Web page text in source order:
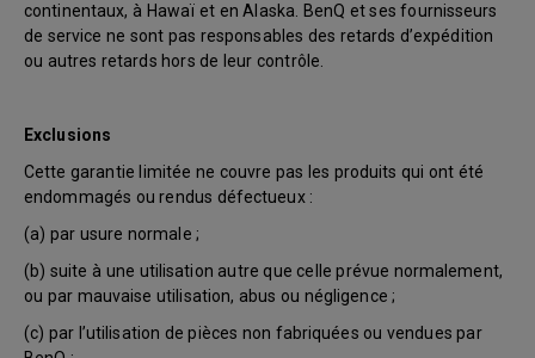
continentaux, à Hawaï et en Alaska. BenQ et ses fournisseurs
de service ne sont pas responsables des retards d’expédition
ou autres retards hors de leur contrôle.
Exclusions
Cette garantie limitée ne couvre pas les produits qui ont été
endommagés ou rendus défectueux :
(a) par usure normale ;
(b) suite à une utilisation autre que celle prévue normalement,
ou par mauvaise utilisation, abus ou négligence ;
(c) par l’utilisation de pièces non fabriquées ou vendues par